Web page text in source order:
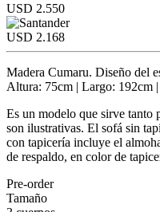
USD 2.550
USD 2.168
Madera Cumaru. Diseño del
Altura: 75cm | Largo: 192cm
Es un modelo que sirve tanto
son ilustrativas. El sofá sin
con tapicería incluye el
de respaldo, en color de
Pre-order
Tamaño